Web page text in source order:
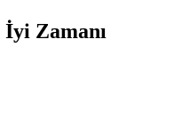
Zamanı